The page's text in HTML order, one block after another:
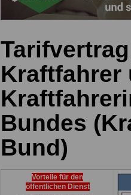
Kraftfahrer
Bundes
Bund)
Vorteile für den
öffentlichen Dienst